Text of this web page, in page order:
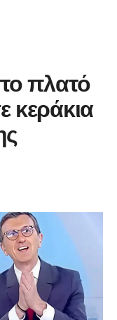
πλατό
κεράκια